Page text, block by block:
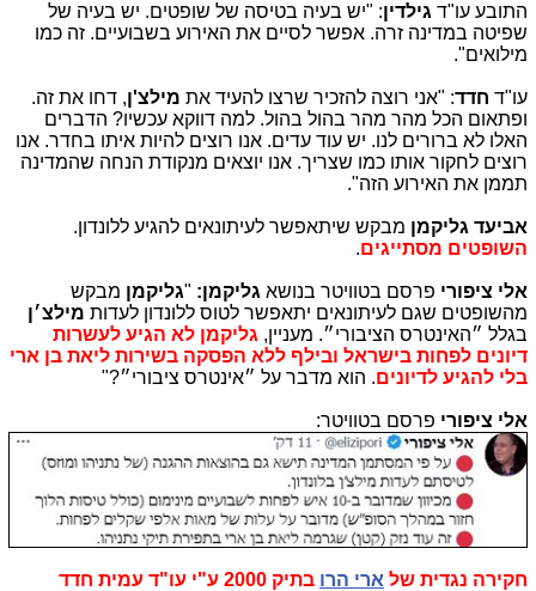
התובע עו"ד גילדין: "יש בעיה בטיסה של שופטים. יש בעיה של
שפיטה במדינה זרה. אפשר לסיים את האירוע בשבועיים. זה כמו
מילואים".
עו"ד חדד: "אני רוצה להזכיר שרצו להעיד את מילצ'ן, דחו את זה.
ופתאום הכל מהר מהר בהול בהול. למה דווקא עכשיו? הדברים
האלו לא ברורים לנו. יש עוד עדים. אנו רוצים להיות איתו בחדר. אנו
רוצים לחקור אותו כמו שצריך. אנו יוצאים מנקודת הנחה שהמדינה
תממן את האירוע הזה".
אביעד גליקמן מבקש שיתאפשר לעיתונאים להגיע ללונדון.
השופטים מסתייגים.
אלי ציפורי פרסם בטוויטר בנושא גליקמן: "גליקמן מבקש
מהשופטים שגם לעיתונאים יתאפשר לטוס ללונדון לעדות מילצ׳ן
בגלל ״האינטרס הציבורי״. מעניין, גליקמן לא הגיע לעשרות
דיונים לפחות בישראל ובילף ללא הפסקה בשירות ליאת בן ארי
בלי להגיע לדיונים. הוא מדבר על ״אינטרס ציבורי״?"
אלי ציפורי פרסם בטוויטר:
חקירה נגדית של ארי הרו בתיק 2000 ע"י עו"ד עמית חדד